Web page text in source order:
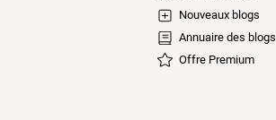
Nouveaux blogs
Annuaire des blogs
Offre Premium